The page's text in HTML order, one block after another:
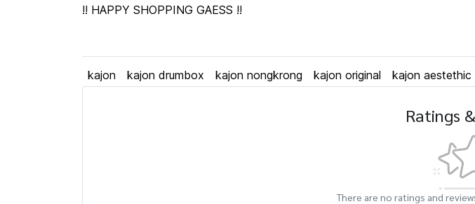
!! HAPPY SHOPPING GAESS !!
kajon kajon drumbox kajon nongkrong kajon original kajon aestethic
Ratings
There are no ratings and